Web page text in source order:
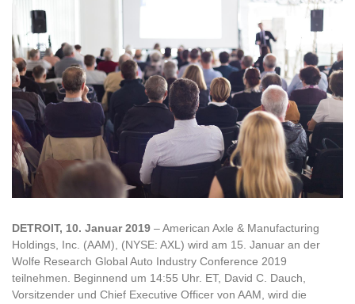
DETROIT, 10. Januar 2019 – American Axle & Manufacturing
Holdings, Inc. (AAM), (NYSE: AXL) wird am 15. Januar an der
Wolfe Research Global Auto Industry Conference 2019
teilnehmen. Beginnend um 14:55 Uhr. ET, David C. Dauch,
Vorsitzender und Chief Executive Officer von AAM, wird die